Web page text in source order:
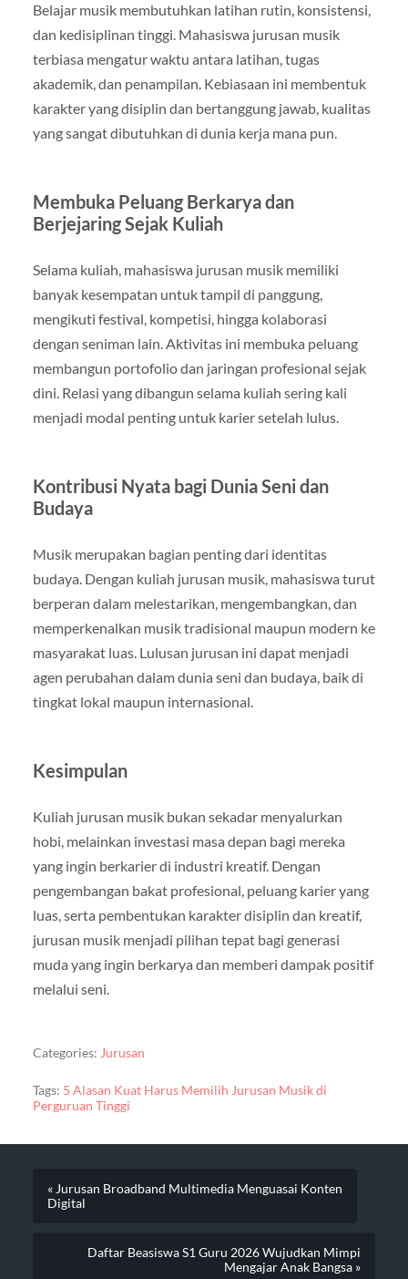
Belajar musik membutuhkan latihan rutin, konsistensi,
dan kedisiplinan tinggi. Mahasiswa jurusan musik
terbiasa mengatur waktu antara latihan, tugas
akademik, dan penampilan. Kebiasaan ini membentuk
karakter yang disiplin dan bertanggung jawab, kualitas
yang sangat dibutuhkan di dunia kerja mana pun.
Membuka Peluang Berkarya dan
Berjejaring Sejak Kuliah
Selama kuliah, mahasiswa jurusan musik memiliki
banyak kesempatan untuk tampil di panggung,
mengikuti festival, kompetisi, hingga kolaborasi
dengan seniman lain. Aktivitas ini membuka peluang
membangun portofolio dan jaringan profesional sejak
dini. Relasi yang dibangun selama kuliah sering kali
menjadi modal penting untuk karier setelah lulus.
Kontribusi Nyata bagi Dunia Seni dan
Budaya
Musik merupakan bagian penting dari identitas
budaya. Dengan kuliah jurusan musik, mahasiswa turut
berperan dalam melestarikan, mengembangkan, dan
memperkenalkan musik tradisional maupun modern ke
masyarakat luas. Lulusan jurusan ini dapat menjadi
agen perubahan dalam dunia seni dan budaya, baik di
tingkat lokal maupun internasional.
Kesimpulan
Kuliah jurusan musik bukan sekadar menyalurkan
hobi, melainkan investasi masa depan bagi mereka
yang ingin berkarier di industri kreatif. Dengan
pengembangan bakat profesional, peluang karier yang
luas, serta pembentukan karakter disiplin dan kreatif,
jurusan musik menjadi pilihan tepat bagi generasi
muda yang ingin berkarya dan memberi dampak positif
melalui seni.
Categories: Jurusan
Tags: 5 Alasan Kuat Harus Memilih Jurusan Musik di
Perguruan Tinggi
« Jurusan Broadband Multimedia Menguasai Konten
Digital
Daftar Beasiswa S1 Guru 2026 Wujudkan Mimpi
Mengajar Anak Bangsa »